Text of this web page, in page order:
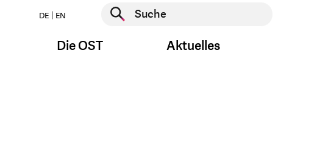
DE EN
Suche starten
Die OST Aktuelles